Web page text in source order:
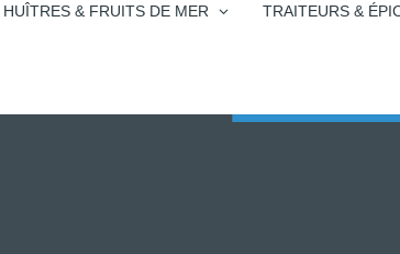
HUÎTRES & FRUITS DE MER TRAITEURS &